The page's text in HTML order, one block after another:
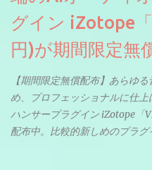
グイン iZotope
円)が期間限定無
【期間限定無償配布】あらゆ
め、プロフェッショナルに仕
ハンサープラグイン iZotope「
配布中。比較的新しめのプラ